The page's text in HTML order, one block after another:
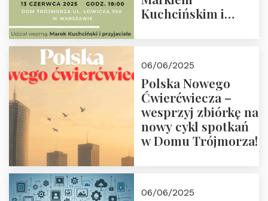
Kuchcińskim i
18:00
06/06/2025
Polska Nowego
Ćwierćwiecza –
wesprzyj zbiórkę na
nowy cykl spotkań
w Domu Trójmorza!
06/06/2025